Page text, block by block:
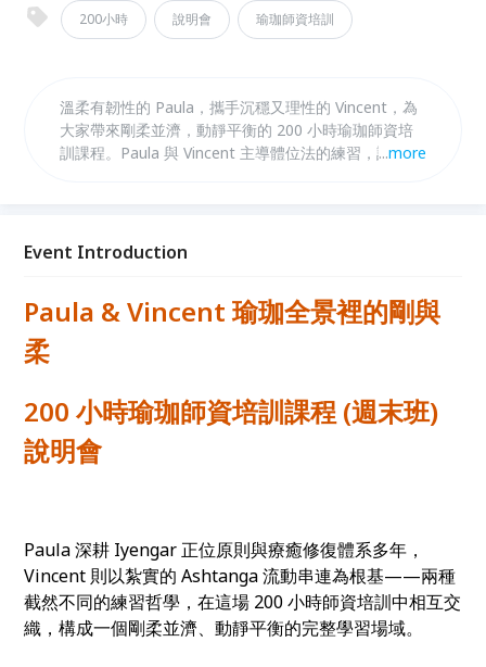
200小時 說明會 瑜珈師資培訓
溫柔有韌性的 Paula，攜手沉穩又理性的 Vincent，為
大家帶來剛柔並濟，動靜平衡的 200 小時瑜珈師資培
訓課程。Paula 與 Vincent 主導體位法的練習，詳細介
時師資培訓課程，歡迎想要踏上瑜珈教學的練習者，以
...more
Event Introduction
Paula & Vincent 瑜珈全景裡的剛與
柔
200 小時瑜珈師資培訓課程 (週末班)
說明會
Paula 深耕 Iyengar 正位原則與療癒修復體系多年，
Vincent 則以紮實的 Ashtanga 流動串連為根基——兩種
截然不同的練習哲學，在這場 200 小時師資培訓中相互交
織，構成一個剛柔並濟、動靜平衡的完整學習場域。